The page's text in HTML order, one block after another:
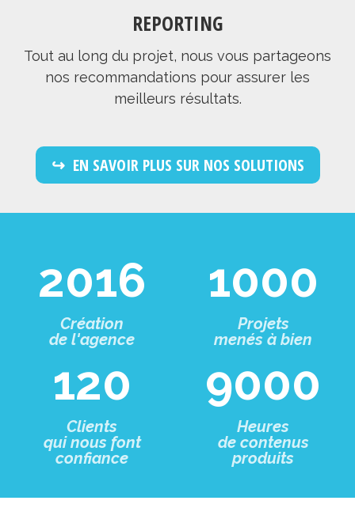
REPORTING
Tout au long du projet, nous vous partageons
nos recommandations pour assurer les
meilleurs résultats.
EN SAVOIR PLUS SUR NOS SOLUTIONS
2016
Création
de l'agence
1000
Projets
menés à bien
120
Clients
qui nous font
confiance
9000
Heures
de contenus
produits